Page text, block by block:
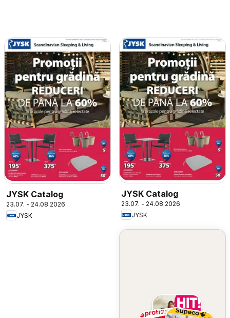
JYSK Catalog
23.07. - 24.08.2026
JYSK
JYSK Catalog
23.07. - 24.08.2026
JYSK